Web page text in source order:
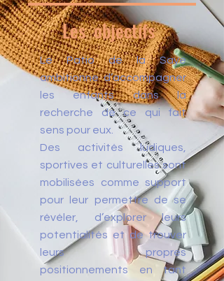
Les objectifs
Le Patio de la Saye
ambitionne d’accompagner
les enfants dans la
recherche de ce qui fait
sens pour eux.
Des activités ludiques,
sportives et culturelles sont
mobilisées comme support
pour leur permettre de se
révéler, d’explorer leurs
potentialités et de trouver
leurs propres
positionnements en tant